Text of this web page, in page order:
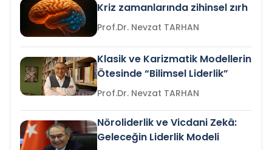
Kriz zamanlarında zihinsel zırh
Prof.Dr. Nevzat TARHAN
Klasik ve Karizmatik Modellerin
Ötesinde “Bilimsel Liderlik”
Prof.Dr. Nevzat TARHAN
Nöroliderlik ve Vicdani Zekâ:
Geleceğin Liderlik Modeli